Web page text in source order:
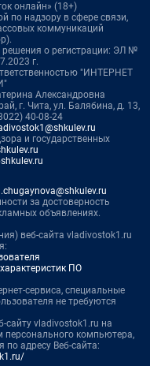
онлайн» (18+)
по надзору в сфере связи,
коммуникаций
решения о регистрации: ЭЛ №
г.
"ИНТЕРНЕТ
Александровна
г. Чита, ул. Балябина, д. 13,
40-08-24
и государственных
за достоверность
объявлениях.
веб-сайта vladivostok1.ru
ПО
сервиса, специальные
не требуются
сайту vladivostok1.ru на
персонального компьютера,
адресу Веб-сайта: